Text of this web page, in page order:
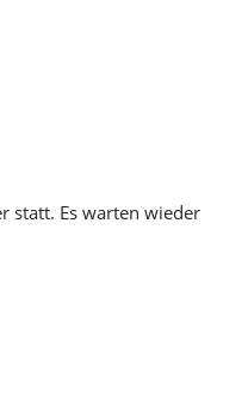
statt. Es warten wieder